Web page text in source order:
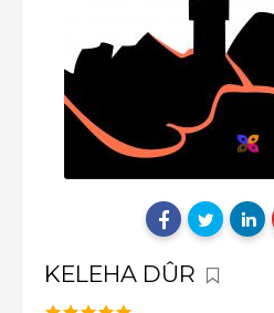
KELEHA DÛR